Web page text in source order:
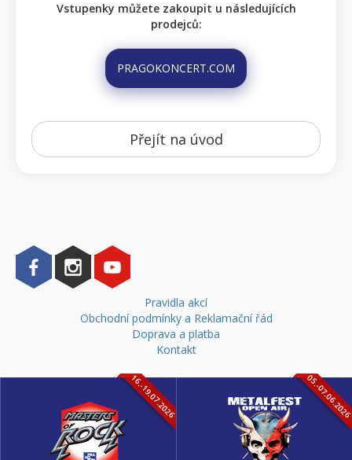
Vstupenky můžete zakoupit u následujících
prodejců:
PRAGOKONCERT.COM
Přejít na úvod
Pravidla akcí
Obchodní podmínky a Reklamační řád
Doprava a platba
Kontakt
16.-19.07.2026 05.-